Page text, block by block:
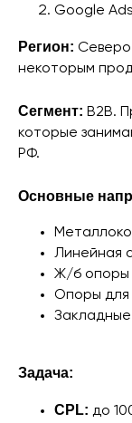
Google Ads
Регион:
некоторым
Сегмент: B2B.
которые
РФ.
Основные
Линейная
Ж/б опоры
Опоры для
Задача:
CPL: до